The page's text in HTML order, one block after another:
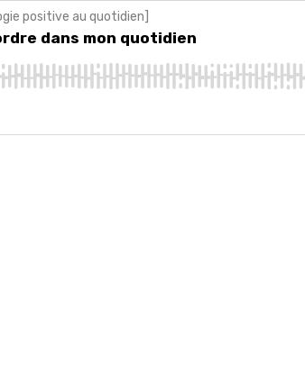
dans mon quotidien
positive au quotidien]
dans mon quotidien